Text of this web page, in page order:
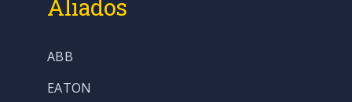
Aliados
ABB
EATON